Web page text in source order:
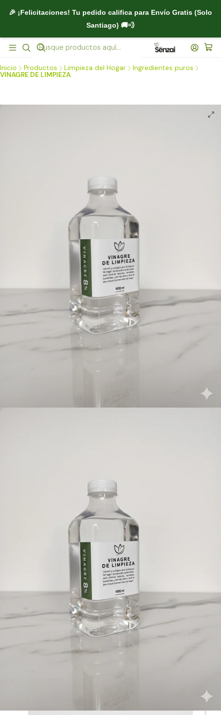
🎉 ¡Felicitaciones! Tu pedido califica para Envío Gratis (Solo
Santiago) 🚚💨
Inicio Productos Limpieza del Hogar
Ingredientes puros
VINAGRE DE LIMPIEZA